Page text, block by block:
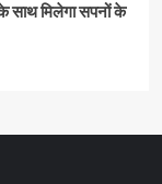
मिलेगा सपनों के